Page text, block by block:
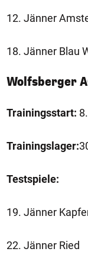
12. Jänner
18. Jänner Blau
Wolfsberger
Trainingsstart:
Trainingslager:
Testspiele:
19. Jänner
22. Jänner Ried